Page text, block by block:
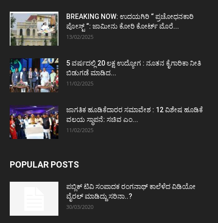
BREAKING NOW: ಉದಯಗಿರಿ “ ಪ್ರಚೋಧನಕಾರಿ
ಪೋಸ್ಟ್‌ “: ಜಾಮೀನು ಕೋರಿ ಕೋರ್ಟ್‌ ಮೊರೆ...
13/02/2025
5 ವರ್ಷದಲ್ಲಿ 20 ಲಕ್ಷ ಉದ್ಯೋಗ : ನೂತನ ಕೈಗಾರಿಕಾ ನೀತಿ
ಬಿಡುಗಡೆ ಮಾಡಿದ...
11/02/2025
ಜಾಗತಿಕ ಹೂಡಿಕೆದಾರರ ಸಮಾವೇಶ : 12 ವಿಶೇಷ ಹೂಡಿಕೆ
ವಲಯ ಸ್ಥಾಪನೆ: ಸಚಿವ ಎಂ...
11/02/2025
POPULAR POSTS
ಪಬ್ಲಿಕ್ ಟಿವಿ ಸಂಪಾದಕ ರಂಗನಾಥ್ ಕಾಲೆಳೆದ ವಿಡಿಯೋ
ವೈರಲ್ ಮಾಡಿದ್ದು ಸರಿನಾ..?
30/03/2020